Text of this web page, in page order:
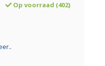
Op voorraad (402)